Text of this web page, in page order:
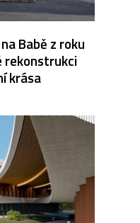
Babě z roku
rekonstrukci
krása